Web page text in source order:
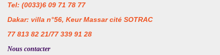
Tel: (0033)6 09 71 78 77
Dakar: villa n°56, Keur Massar cité SOTRAC
77 813 82 21/77 339 91 28
Nous contacter